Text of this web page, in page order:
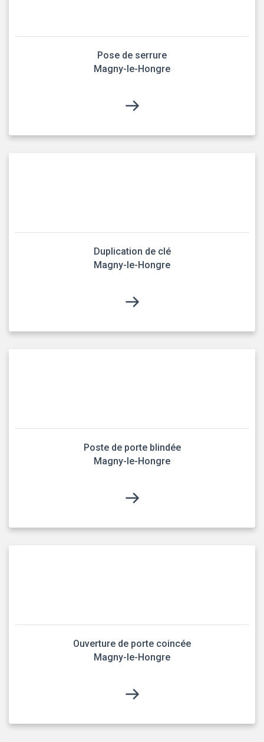
Pose de serrure
Magny-le-Hongre
Duplication de clé
Magny-le-Hongre
Poste de porte blindée
Magny-le-Hongre
Ouverture de porte coincée
Magny-le-Hongre